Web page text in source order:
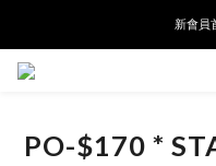
新會員
新會員
PO-$170 *